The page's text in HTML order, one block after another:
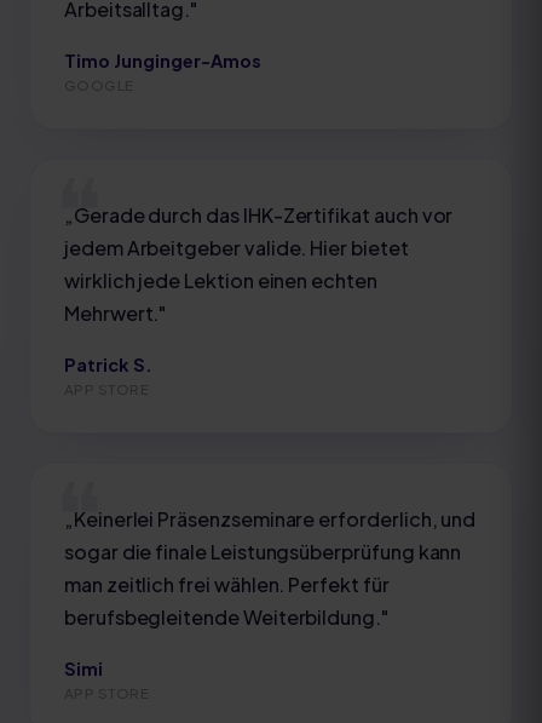
Arbeitsalltag."
Timo Junginger-Amos
GOOGLE
„Gerade durch das IHK-Zertifikat auch vor
jedem Arbeitgeber valide. Hier bietet
wirklich jede Lektion einen echten
Mehrwert."
Patrick S.
APP STORE
„Keinerlei Präsenzseminare erforderlich, und
sogar die finale Leistungsüberprüfung kann
man zeitlich frei wählen. Perfekt für
berufsbegleitende Weiterbildung."
Simi
APP STORE